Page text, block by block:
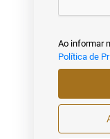
Ao informar
Política de